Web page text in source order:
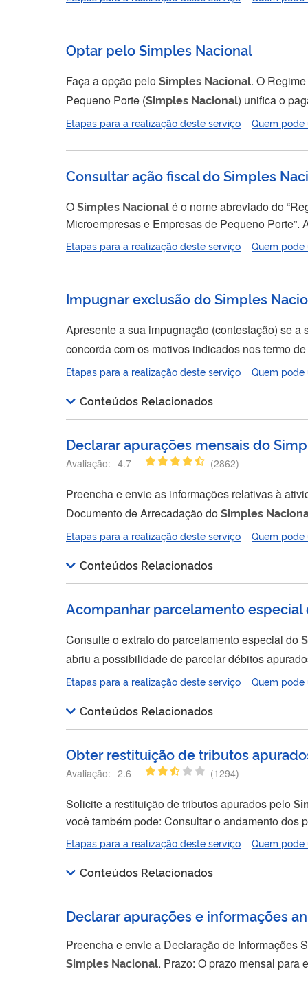
Contribuição Social sobre o Lucro Líquido...
Optar pelo Simples Nacional
Faça a opção peloSimples Nacional. O
Pequeno Porte (Simples Nacional) unifica o
previdência. Para empresas já constituídas, a
Etapas para a realização deste serviço Quem pode
Consultar ação fiscal do Simples
OSimples Nacionalé o nome abreviado do
Microempresas e Empresas de Pequeno Porte”. Ações fiscais são fiscalizações realizadas pelos entes federativos (união, estados,
Distrito Federal e municípios) para verificar se o
(impostos, taxas e
Etapas para a realização deste serviço Quem pode
Impugnar exclusão do Simples
Apresente a sua impugnação (contestação) se a
comunicação de exclusão obrigatória ou
existência de dívidas, a empresa deve pagar ou
para...
Etapas para a realização deste serviço Quem pode
Conteúdos Relacionados
Declarar apurações mensais do
Avaliação: 4.7 (2862)
Preencha e envie as informações relativas à
Documento de Arrecadação doSimples
mensais da empresa pelo Programa Gerador do
Etapas para a realização deste serviço Quem pode
Conteúdos Relacionados
Acompanhar parcelamento especial
Consulte o extrato do parcelamento especial do
abriu a possibilidade de parcelar débitos
meses. O propósito era permitir que empresas
Etapas para a realização deste serviço Quem pode
Conteúdos Relacionados
Obter restituição de tributos
Avaliação: 2.6 (1294)
Solicite a restituição de tributos apurados pelo
você também pode: Consultar o andamento dos pedidos; e Alterar dados bancários para pagamento de restituição. Este serviço trata
apenas de pagamentos realizados pelo
Etapas para a realização deste serviço Quem pode
Conteúdos Relacionados
Declarar apurações e informações
Preencha e envie a Declaração de Informações
Simples Nacional. Prazo: O prazo mensal para entregar a Declaração de Informações Socioeconômicas e Fiscais (DEFIS) é o último dia do mês de março de